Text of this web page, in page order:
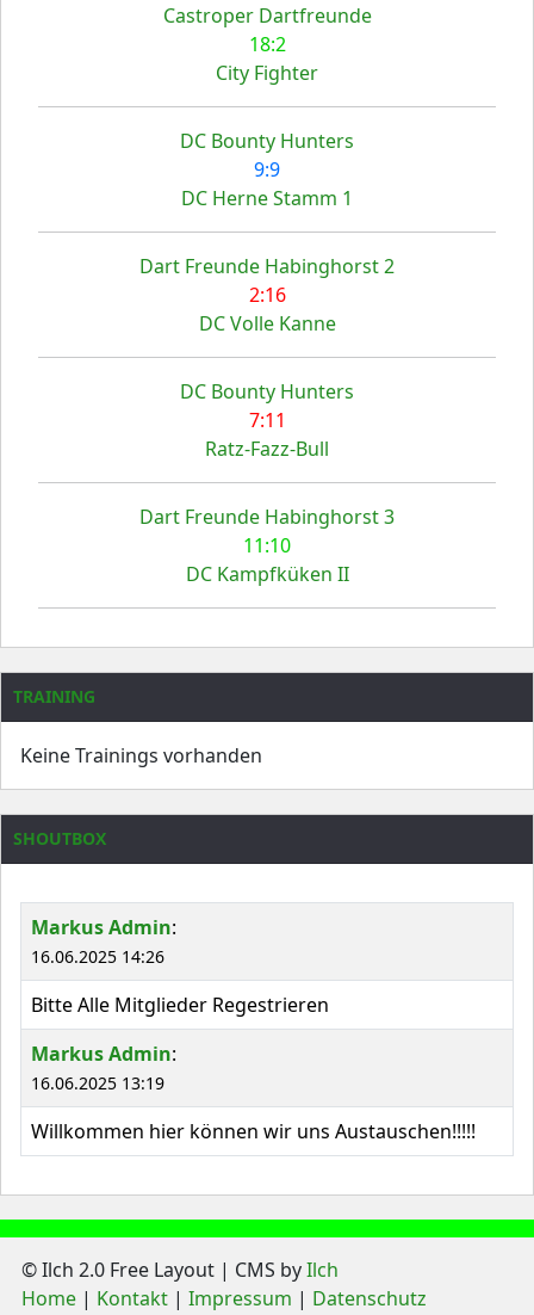
Castroper Dartfreunde
18:2
City Fighter
DC Bounty Hunters
9:9
DC Herne Stamm 1
Dart Freunde Habinghorst 2
2:16
DC Volle Kanne
DC Bounty Hunters
7:11
Ratz-Fazz-Bull
Dart Freunde Habinghorst 3
11:10
DC Kampfküken II
TRAINING
Keine Trainings vorhanden
SHOUTBOX
Markus Admin:
16.06.2025 14:26
Bitte Alle Mitglieder Regestrieren
Markus Admin:
16.06.2025 13:19
Willkommen hier können wir uns Austauschen!!!!!
© Ilch 2.0 Free Layout | CMS byIlch
Home
Kontakt Impressum Datenschutz